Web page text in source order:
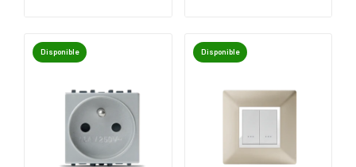
Disponible Disponible